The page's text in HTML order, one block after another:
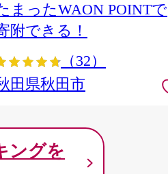
まったWAON POINTで
附できる！
（32）
田県秋田市
ングを